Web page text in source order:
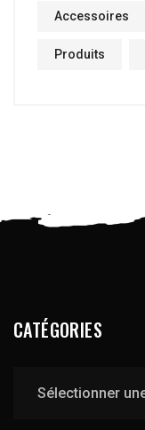
Accessoires
Produits
CATÉGORIES